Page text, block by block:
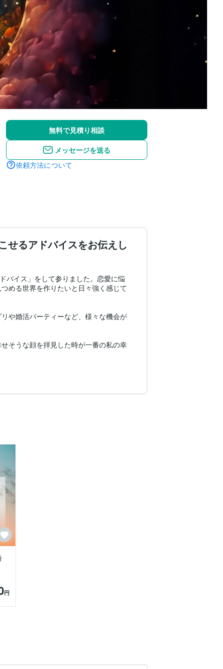
無料で見積り相談
メッセージを送る
依頼方法について
せるアドバイスをお伝えし
バイス」をして参りました。恋愛に悩
める世界を作りたいと日々強く感じて
や婚活パーティーなど、様々な機会が
そうな顔を拝見した時が一番の私の幸
学、四柱推命、数秘術に救われて参り
円